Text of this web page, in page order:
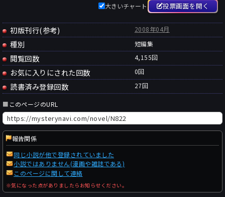
大きいチャート
投票画面を開く
初版刊行(参考) 2008年04月
種別 短編集
閲覧回数 4,155回
お気に入りにされた回数 0回
読書済み登録回数 27回
■ このページのURL
報告関係
同じ小説が他で登録されていました
小説ではありません(漫画や雑誌である)
このページに関して連絡
※気になった点がありましたらお知らせください。